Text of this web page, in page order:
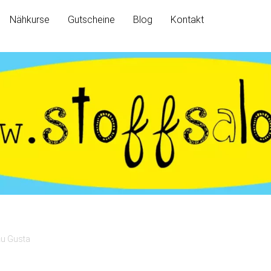
Nähkurse Gutscheine Blog Kontakt
Gusta